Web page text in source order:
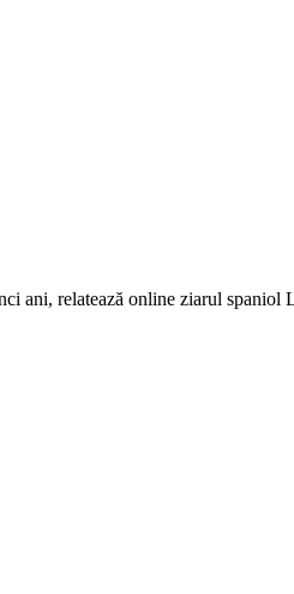
ani, relatează online ziarul spaniol